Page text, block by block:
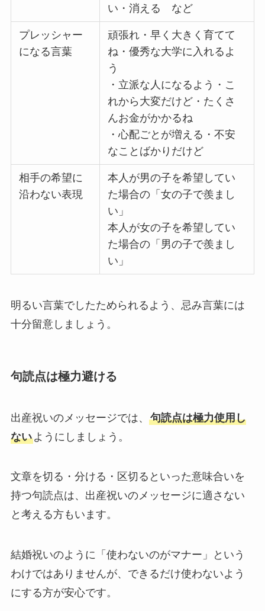
い・消える など
プレッシャー
になる言葉
頑張れ・早く大きく育てて
ね・優秀な大学に入れるよ
う
・立派な人になるよう・こ
れから大変だけど・たくさ
んお金がかかるね
・心配ごとが増える・不安
なことばかりだけど
相手の希望に
沿わない表現
本人が男の子を希望してい
た場合の「女の子で羨まし
い」
本人が女の子を希望してい
た場合の「男の子で羨まし
い」
明るい言葉でしたためられるよう、忌み言葉には
十分留意しましょう。
句読点は極力避ける
出産祝いのメッセージでは、 句読点は極力使用し
ないようにしましょう。
文章を切る・分ける・区切るといった意味合いを
持つ句読点は、出産祝いのメッセージに適さない
と考える方もいます。
結婚祝いのように「使わないのがマナー」という
わけではありませんが、できるだけ使わないよう
にする方が安心です。